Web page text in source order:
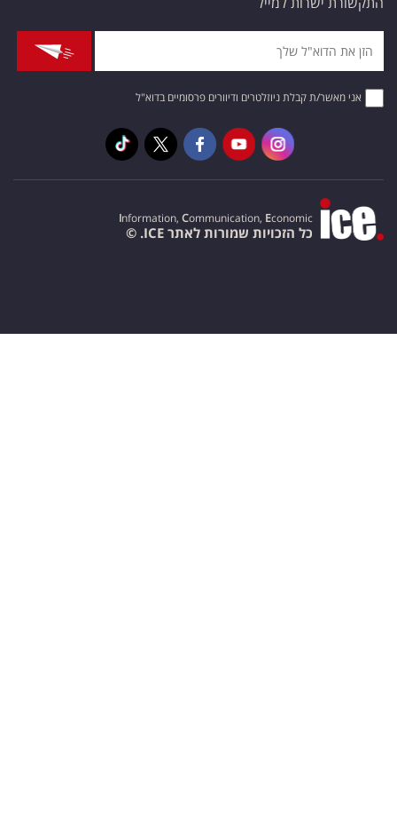
אני מאשר/ת קבלת ניוזלטרים ודיוורים פרסומיים בדוא"ל
Information, Communication, Economic
כל הזכויות שמורות לאתר ICE. ©